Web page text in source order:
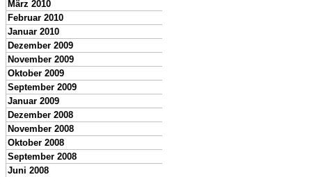
März 2010
Februar 2010
Januar 2010
Dezember 2009
November 2009
Oktober 2009
September 2009
Januar 2009
Dezember 2008
November 2008
Oktober 2008
September 2008
Juni 2008